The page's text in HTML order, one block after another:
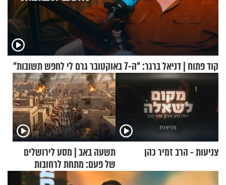
קוד פתוח | דניאל ברגר: "ה-7 באוקטובר גרם לי לחפש תשובות"
צניעות - הרב זמיר כהן
תשעה באב | מסע לירושלים
של פעם: מתחת לרחובות
ירושלים